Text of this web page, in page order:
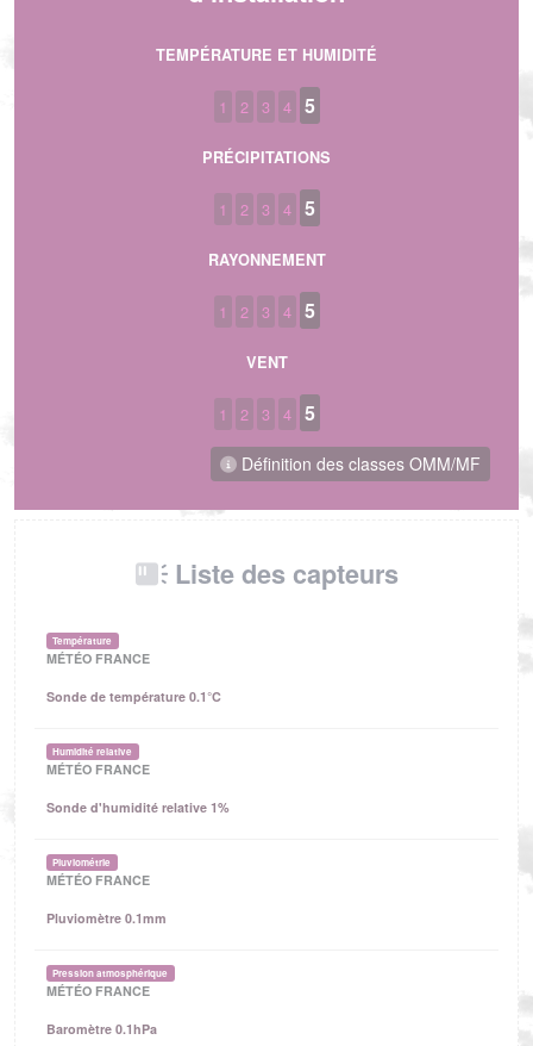
TEMPÉRATURE ET HUMIDITÉ
1 2 3 4 5
PRÉCIPITATIONS
1 2 3 4 5
RAYONNEMENT
1 2 3 4 5
VENT
1 2 3 4 5
Définition des classes OMM/MF
Liste des capteurs
Température
MÉTÉO FRANCE
Sonde de température 0.1°C
Humidité relative
MÉTÉO FRANCE
Sonde d'humidité relative 1%
Pluviométrie
MÉTÉO FRANCE
Pluviomètre 0.1mm
Pression atmosphérique
MÉTÉO FRANCE
Baromètre 0.1hPa